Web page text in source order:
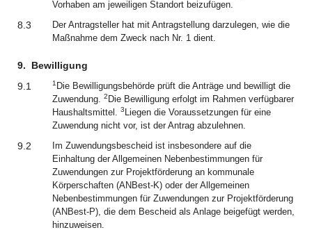
Vorhaben am jeweiligen Standort beizufügen.
8.3
Der Antragsteller hat mit Antragstellung darzulegen, wie die
Maßnahme dem Zweck nach Nr. 1 dient.
9.
Bewilligung
9.1
1 Die Bewilligungsbehörde prüft die Anträge und bewilligt die
Zuwendung. 2 Die Bewilligung erfolgt im Rahmen verfügbarer
Haushaltsmittel. 3 Liegen die Voraussetzungen für eine
Zuwendung nicht vor, ist der Antrag abzulehnen.
9.2
Im Zuwendungsbescheid ist insbesondere auf die
Einhaltung der Allgemeinen Nebenbestimmungen für
Zuwendungen zur Projektförderung an kommunale
Körperschaften (ANBest-K) oder der Allgemeinen
Nebenbestimmungen für Zuwendungen zur Projektförderung
(ANBest-P), die dem Bescheid als Anlage beigefügt werden,
hinzuweisen.